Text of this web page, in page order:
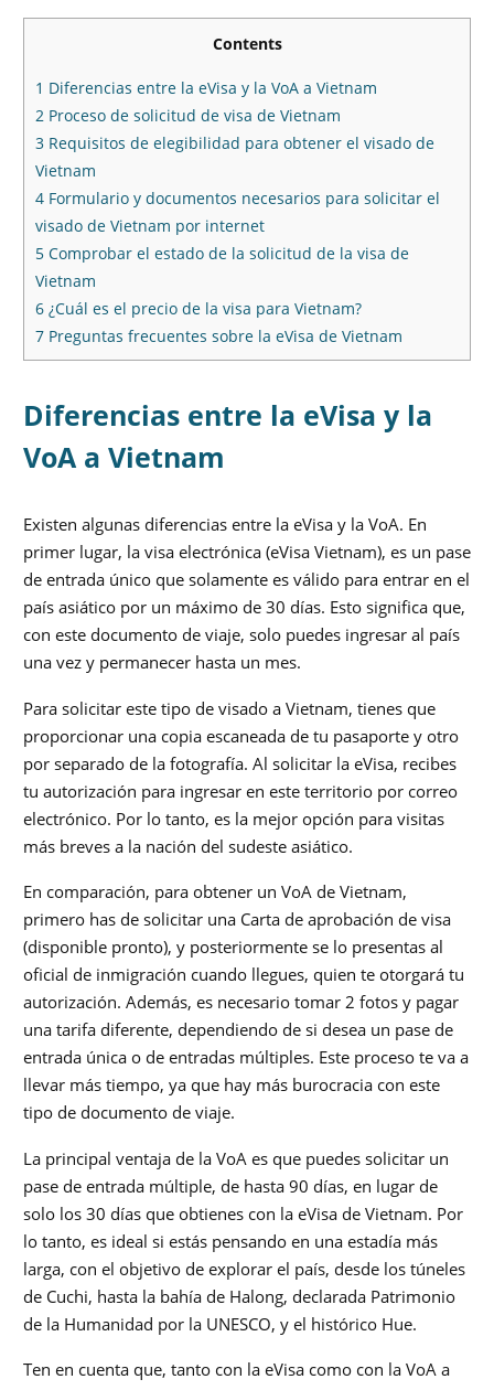
Contents
1 Diferencias entre la eVisa y la VoA a Vietnam
2 Proceso de solicitud de visa de Vietnam
3 Requisitos de elegibilidad para obtener el visado de
Vietnam
4 Formulario y documentos necesarios para solicitar el
visado de Vietnam por internet
5 Comprobar el estado de la solicitud de la visa de
Vietnam
6 ¿Cuál es el precio de la visa para Vietnam?
7 Preguntas frecuentes sobre la eVisa de Vietnam
Diferencias entre la eVisa y la
VoA a Vietnam
Existen algunas diferencias entre la eVisa y la VoA. En
primer lugar, la visa electrónica (eVisa Vietnam), es un pase
de entrada único que solamente es válido para entrar en el
país asiático por un máximo de 30 días. Esto significa que,
con este documento de viaje, solo puedes ingresar al país
una vez y permanecer hasta un mes.
Para solicitar este tipo de visado a Vietnam, tienes que
proporcionar una copia escaneada de tu pasaporte y otro
por separado de la fotografía. Al solicitar la eVisa, recibes
tu autorización para ingresar en este territorio por correo
electrónico. Por lo tanto, es la mejor opción para visitas
más breves a la nación del sudeste asiático.
En comparación, para obtener un VoA de Vietnam,
primero has de solicitar una Carta de aprobación de visa
(disponible pronto), y posteriormente se lo presentas al
oficial de inmigración cuando llegues, quien te otorgará tu
autorización. Además, es necesario tomar 2 fotos y pagar
una tarifa diferente, dependiendo de si desea un pase de
entrada única o de entradas múltiples. Este proceso te va a
llevar más tiempo, ya que hay más burocracia con este
tipo de documento de viaje.
La principal ventaja de la VoA es que puedes solicitar un
pase de entrada múltiple, de hasta 90 días, en lugar de
solo los 30 días que obtienes con la eVisa de Vietnam. Por
lo tanto, es ideal si estás pensando en una estadía más
larga, con el objetivo de explorar el país, desde los túneles
de Cuchi, hasta la bahía de Halong, declarada Patrimonio
de la Humanidad por la UNESCO, y el histórico Hue.
Ten en cuenta que, tanto con la eVisa como con la VoA a